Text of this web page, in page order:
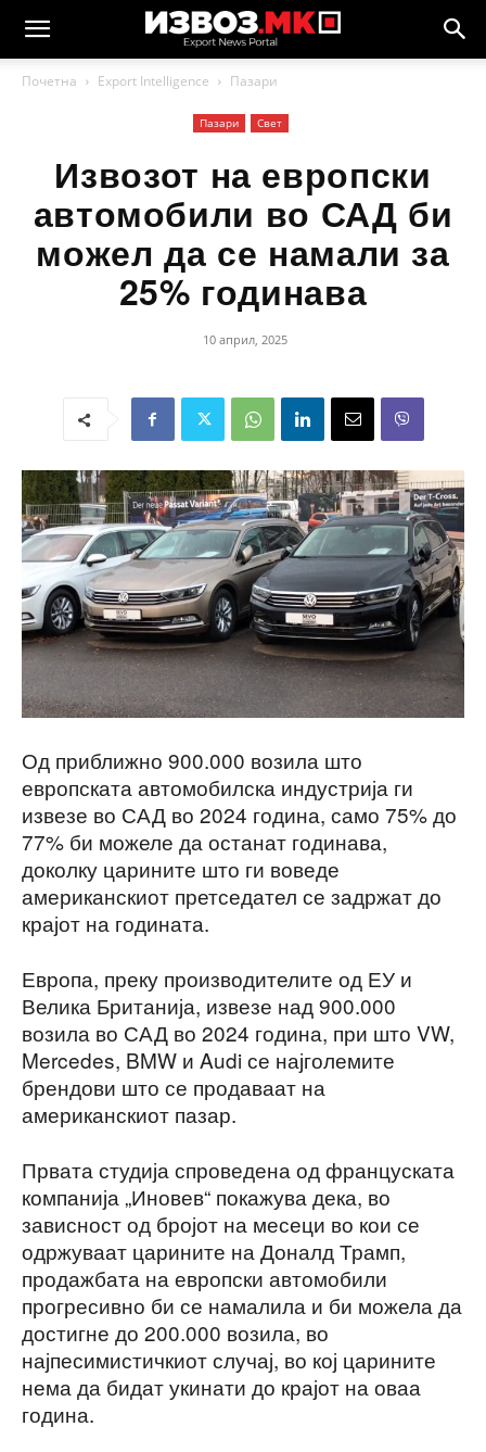
Почетна Еxport Intelligence Пазари
Пазари Свет
Извозот на европски
автомобили во САД би
можел да се намали за
25% годинава
10 април, 2025
Од приближно 900.000 возила што
европската автомобилска индустрија ги
извезе во САД во 2024 година, само 75% до
77% би можеле да останат годинава,
доколку царините што ги воведе
американскиот претседател се задржат до
крајот на годината.
Европа, преку производителите од ЕУ и
Велика Британија, извезе над 900.000
возила во САД во 2024 година, при што VW,
Mercedes, BMW и Audi се најголемите
брендови што се продаваат на
американскиот пазар.
Првата студија спроведена од француската
компанија „Иновев“ покажува дека, во
зависност од бројот на месеци во кои се
одржуваат царините на Доналд Трамп,
продажбата на европски автомобили
прогресивно би се намалила и би можела да
достигне до 200.000 возила, во
најпесимистичкиот случај, во кој царините
нема да бидат укинати до крајот на оваа
година.